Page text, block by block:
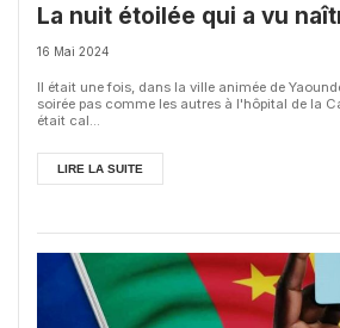
La nuit étoilée qui a vu
16 Mai 2024
Il était une fois, dans la ville animée de
soirée pas comme les autres à l'hôpital de la
était cal...
LIRE LA SUITE